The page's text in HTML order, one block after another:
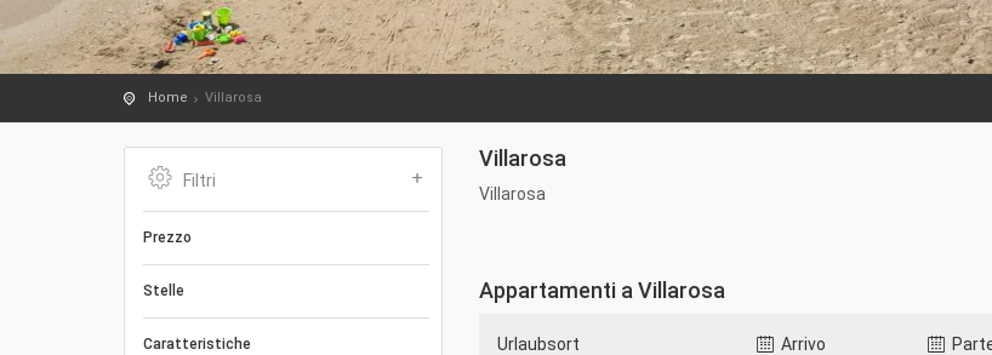
Home Villarosa
Filtri
Prezzo
Stelle
Caratteristiche
Villarosa
Villarosa
Appartamenti a Villarosa
Urlaubsort Arrivo